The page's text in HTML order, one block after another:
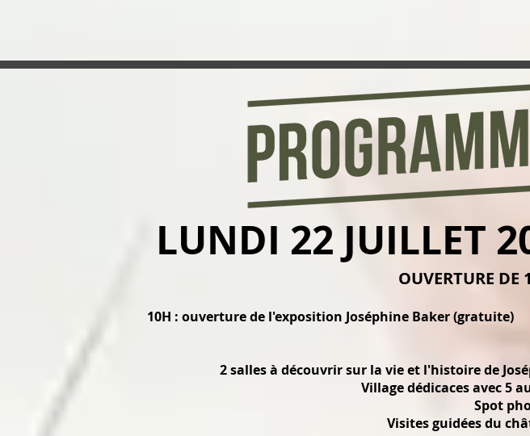
LUNDI 22 JUILLET
OUVERTURE
10H : ouverture de l'exposition Joséphine Baker (gratuite)
2 salles à découvrir sur la vie et l'histoire de
Village dédicaces avec 5
Spot
Visites guidées du